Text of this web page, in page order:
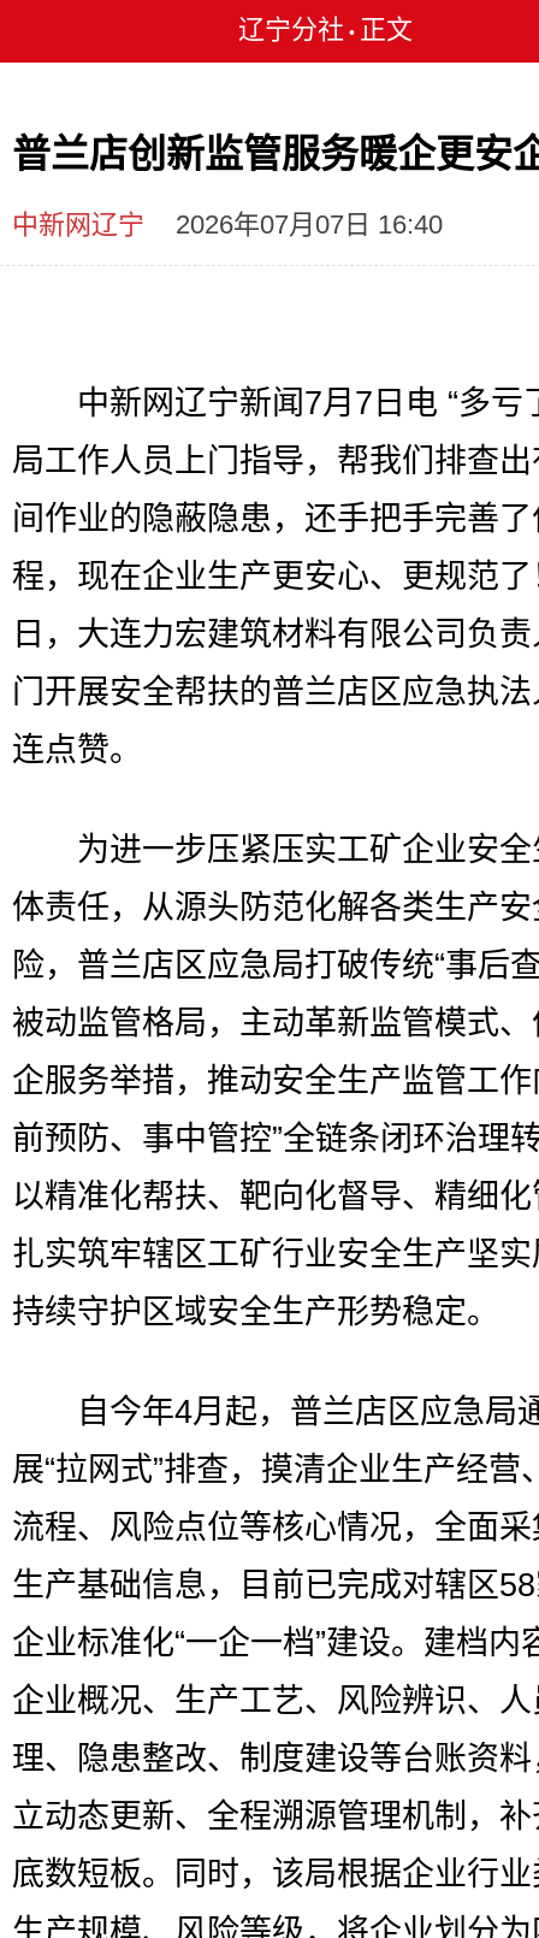
辽宁分社 • 正文
普兰店创新监管服务暖企更安
中新网辽宁 2026年07月07日 16:40
中新网辽宁新闻7月7日电 “多亏
局工作人员上门指导，帮我们排查
间作业的隐蔽隐患，还手把手完善
程，现在企业生产更安心、更规范了
日，大连力宏建筑材料有限公司负
门开展安全帮扶的普兰店区应急执
连点赞。
为进一步压紧压实工矿企业安全
体责任，从源头防范化解各类生产
险，普兰店区应急局打破传统“事后
被动监管格局，主动革新监管模式
企服务举措，推动安全生产监管工作
前预防、事中管控”全链条闭环治理
以精准化帮扶、靶向化督导、精细
扎实筑牢辖区工矿行业安全生产坚
持续守护区域安全生产形势稳定。
自今年4月起，普兰店区应急局
展“拉网式”排查，摸清企业生产经营
流程、风险点位等核心情况，全面
生产基础信息，目前已完成对辖区
企业标准化“一企一档”建设。建档内
企业概况、生产工艺、风险辨识、
理、隐患整改、制度建设等台账资
立动态更新、全程溯源管理机制，
底数短板。同时，该局根据企业行